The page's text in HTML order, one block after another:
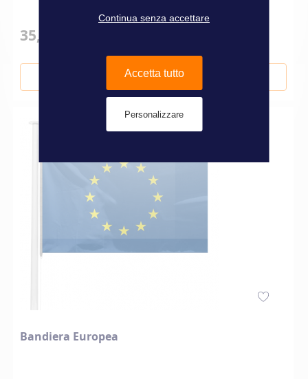
35,40 €
Aggiungi al Carrello
Bandiera Europea
Continua senza accettare
Accetta tutto
Personalizzare